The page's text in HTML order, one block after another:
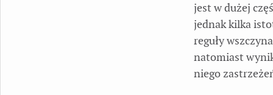
jest w dużej
jednak kilka
reguły
natomiast
niego